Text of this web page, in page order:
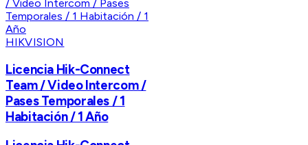
HIKVISION
Licencia Hik-Connect
Team / Video Intercom /
Pases Temporales / 1
Habitación / 1 Año